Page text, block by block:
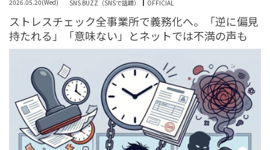
trill nordot RECOMMEND ARENA TOP
2026.05.20(Wed) SNS BUZZ（SNSで話題） OFFICIAL
ストレスチェック全事業所で義務化へ。「逆に偏見
持たれる」「意味ない」とネットでは不満の声も